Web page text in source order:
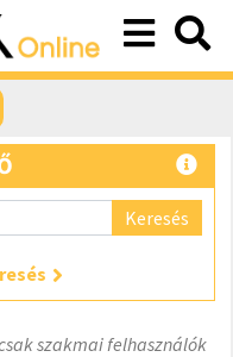
Keresés
szakmai felhasználók